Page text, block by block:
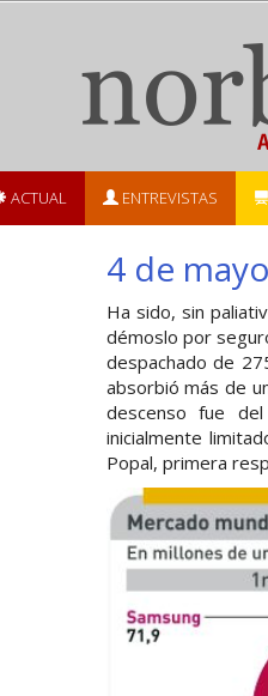
ACTUAL ENTREVISTAS
4 de
Ha sido, sin
démoslo por
despachado de
absorbió más de
descenso fue
inicialmente
Popal, primera